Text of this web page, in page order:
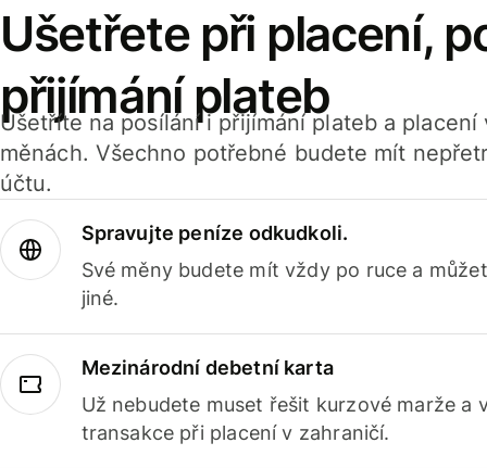
Ušetřete při placení,
přijímání plateb
Ušetříte na posílání i přijímání plateb a
měnách. Všechno potřebné budete mít
účtu.
Spravujte peníze odkudkoli.
Své měny budete mít vždy po ruce a
jiné.
Mezinárodní debetní karta
Už nebudete muset řešit kurzové marže a
transakce při placení v zahraničí.